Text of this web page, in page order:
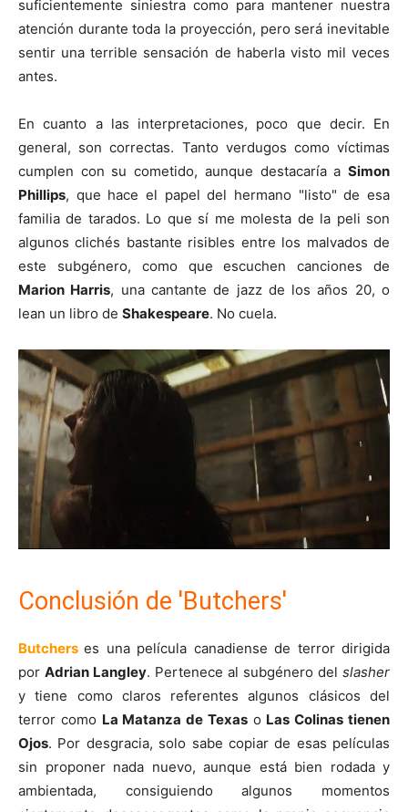
suficientemente siniestra como para mantener nuestra
atención durante toda la proyección, pero será inevitable
sentir una terrible sensación de haberla visto mil veces
antes.
En cuanto a las interpretaciones, poco que decir. En
general, son correctas. Tanto verdugos como víctimas
cumplen con su cometido, aunque destacaría a Simon
Phillips, que hace el papel del hermano "listo" de esa
familia de tarados. Lo que sí me molesta de la peli son
algunos clichés bastante risibles entre los malvados de
este subgénero, como que escuchen canciones de
Marion Harris, una cantante de jazz de los años 20, o
lean un libro de Shakespeare. No cuela.
Conclusión de 'Butchers'
Butcherses una película canadiense de terror dirigida
por Adrian Langley. Pertenece al subgénero del slasher
y tiene como claros referentes algunos clásicos del
terror como La Matanza de Texaso Las Colinas tienen
Ojos. Por desgracia, solo sabe copiar de esas películas
sin proponer nada nuevo, aunque está bien rodada y
ambientada, consiguiendo algunos momentos